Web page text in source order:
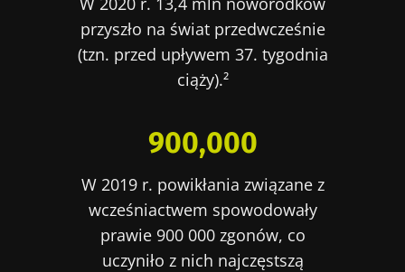
przyszło na świat przedwcześnie
(tzn. przed upływem 37. tygodnia
ciąży).²
900,000
W 2019 r. powikłania związane z
wcześniactwem spowodowały
prawie 900 000 zgonów, co
uczyniło z nich najczęstszą